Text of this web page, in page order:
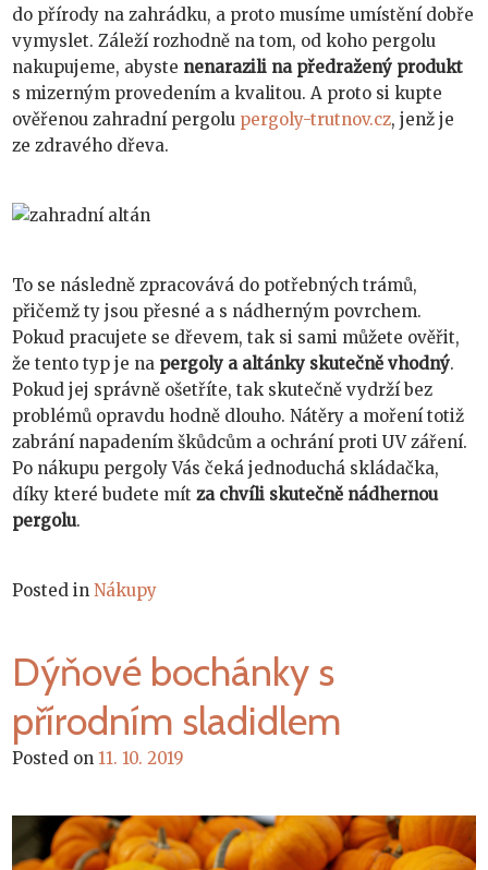
do přírody na zahrádku, a proto musíme umístění dobře
vymyslet. Záleží rozhodně na tom, od koho pergolu
nakupujeme, abyste nenarazili na předražený produkt
s mizerným provedením a kvalitou. A proto si kupte
ověřenou zahradní pergolu pergoly-trutnov.cz, jenž je
ze zdravého dřeva.
To se následně zpracovává do potřebných trámů,
přičemž ty jsou přesné a s nádherným povrchem.
Pokud pracujete se dřevem, tak si sami můžete ověřit,
že tento typ je na pergoly a altánky skutečně vhodný.
Pokud jej správně ošetříte, tak skutečně vydrží bez
problémů opravdu hodně dlouho. Nátěry a moření totiž
zabrání napadením škůdcům a ochrání proti UV záření.
Po nákupu pergoly Vás čeká jednoduchá skládačka,
díky které budete mítza chvíli skutečně nádhernou
pergolu.
Posted inNákupy
Dýňové bochánky s
přírodním sladidlem
Posted on 11. 10. 2019